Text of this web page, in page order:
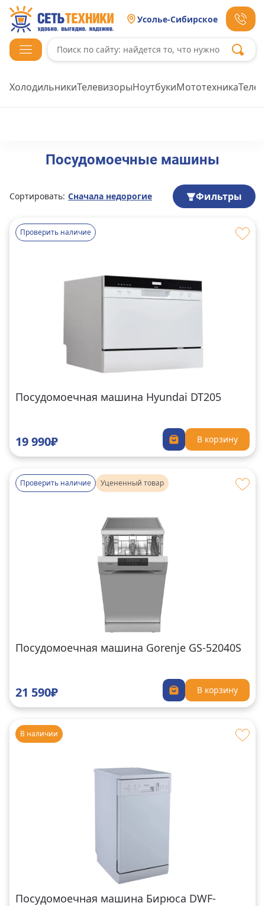
Усолье-Сибирское
ХолодильникиТелевизорыНоутбукиМототехника
Посудомоечные машины
Сортировать: Сначала недорогие Фильтры
Проверить наличие
Посудомоечная машина Hyundai DT205
19 990₽ В корзину
Проверить наличие Уцененный товар
Посудомоечная машина Gorenje GS-52040S
21 590₽ В корзину
В наличии
Посудомоечная машина Бирюса DWF-